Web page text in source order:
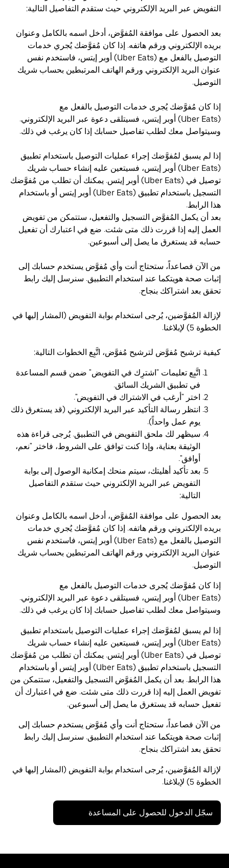
التفويض عبر البريد الإلكتروني حيث ستقدم التفاصيل التالية:
بعد الحصول على موافقة المُفوَّض، أدخل اسمه بالكامل وعنوان
بريده الإلكتروني ورقم هاتفه. إذا كان مُفوَّضك يُجري خدمات
التوصيل بالفعل مع (Uber Eats) أوبر إيتس، فاستخدم نفس
عنوان البريد الإلكتروني ورقم الهاتف المرتبطين بحساب شريك
التوصيل.
إذا كان مُفوَّضك يُجرى خدمات التوصيل بالفعل مع
(Uber Eats) أوبر إيتس، فسيتلقى دعوة عبر البريد الإلكتروني.
وسيتواصل معك لطلب تفاصيل حسابك إذا كان يرغب في ذلك.
إذا لم يسبق لمُفوَّضك إجراء عمليات التوصيل باستخدام تطبيق
(Uber Eats) أوبر إيتس، فسيتعين عليه إنشاء حساب شريك
توصيل في (Uber Eats) أوبر إيتس. يمكنك أن تطلب من مُفوَّضك
التسجيل باستخدام تطبيق (Uber Eats) أوبر إيتس أو باستخدام
هذا الرابط.
بعد أن يكمل المُفوَّض التسجيل والتفعيل، ستتمكن من تفويض
العمل إليه إذا قررت ذلك متى شئت. ضع في اعتبارك أن تفعيل
حسابه قد يستغرق ما يصل إلى أسبوعين.
من الآن فصاعداً، ستحتاج أنت وأي مُفوَّض يستخدم حسابك إلى
إثبات صحة هويتكما عند استخدام التطبيق. سنرسل إليك رابط
تحقق بعد اشتراكك بنجاح.
لإزالة المُفوَّضين، يُرجى استخدام بوابة التفويض (المشار إليها في
الخطوة 5) لإبلاغنا.
كيفية ترشيح مُفوَّض لترشيح مُفوَّض، اتَّبِع الخطوات التالية:
اتَّبِع تعليمات "اشترِك في التفويض" ضمن قسم المساعدة
في تطبيق الشريك السائق.
اختر "أرغب في الاشتراك في التفويض".
انتظر رسالة التأكيد عبر البريد الإلكتروني (قد يستغرق ذلك
يوم عمل واحداً).
سيظهر لك ملحق التفويض في التطبيق. يُرجى قراءة هذه
الوثيقة بعناية، وإذا كنت توافق على الشروط، فاختر "نعم،
أوافق".
بعد تأكيد أهليتك، سيتم منحك إمكانية الوصول إلى بوابة
التفويض عبر البريد الإلكتروني حيث ستقدم التفاصيل
التالية:
بعد الحصول على موافقة المُفوَّض، أدخل اسمه بالكامل وعنوان
بريده الإلكتروني ورقم هاتفه. إذا كان مُفوَّضك يُجري خدمات
التوصيل بالفعل مع (Uber Eats) أوبر إيتس، فاستخدم نفس
عنوان البريد الإلكتروني ورقم الهاتف المرتبطين بحساب شريك
التوصيل.
إذا كان مُفوَّضك يُجرى خدمات التوصيل بالفعل مع
(Uber Eats) أوبر إيتس، فسيتلقى دعوة عبر البريد الإلكتروني.
وسيتواصل معك لطلب تفاصيل حسابك إذا كان يرغب في ذلك.
إذا لم يسبق لمُفوَّضك إجراء عمليات التوصيل باستخدام تطبيق
(Uber Eats) أوبر إيتس، فسيتعين عليه إنشاء حساب شريك
توصيل في (Uber Eats) أوبر إيتس. يمكنك أن تطلب من مُفوَّضك
التسجيل باستخدام تطبيق (Uber Eats) أوبر إيتس أو باستخدام
هذا الرابط. بعد أن يكمل المُفوَّض التسجيل والتفعيل، ستتمكن من
تفويض العمل إليه إذا قررت ذلك متى شئت. ضع في اعتبارك أن
تفعيل حسابه قد يستغرق ما يصل إلى أسبوعين.
من الآن فصاعداً، ستحتاج أنت وأي مُفوَّض يستخدم حسابك إلى
إثبات صحة هويتكما عند استخدام التطبيق. سنرسل إليك رابط
تحقق بعد اشتراكك بنجاح.
لإزالة المُفوَّضين، يُرجى استخدام بوابة التفويض (المشار إليها في
الخطوة 5) لإبلاغنا.
سجّل الدخول للحصول على المساعدة